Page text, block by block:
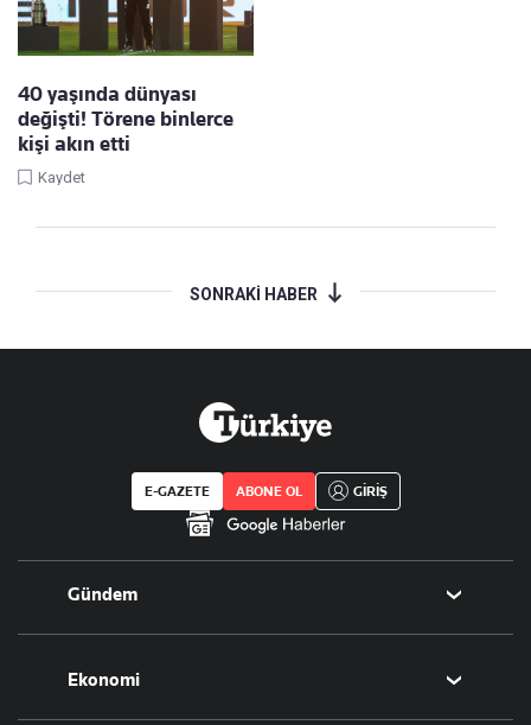
40 yaşında dünyası
değişti! Törene binlerce
kişi akın etti
Kaydet
SONRAKİ HABER
E-GAZETE ABONE OL GİRİŞ
Gündem
Eğitim
Ekonomi